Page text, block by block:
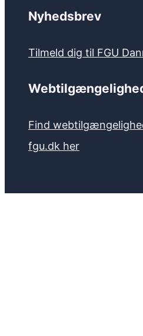
Nyhedsbrev
Tilmeld dig til FGU
Find
fgu.dk her